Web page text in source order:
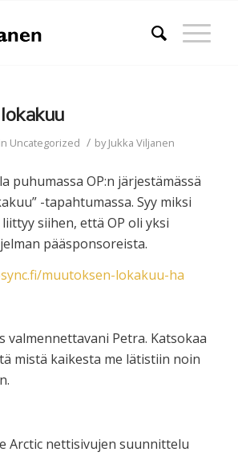
in Uncategorized / byJukka Viljanen
puhumassa OP:n järjestämässä
-tapahtumassa. Syy miksi
siihen, että OP oli yksi
pääsponsoreista.
muutoksen-lokakuu-ha
valmennettavani Petra. Katsokaa
mistä kaikesta me lätistiin noin
Arctic nettisivujen suunnittelu